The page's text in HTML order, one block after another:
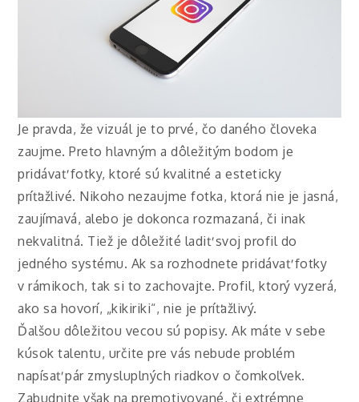
Je pravda, že vizuál je to prvé, čo daného človeka
zaujme. Preto hlavným a dôležitým bodom je
pridávať fotky, ktoré sú kvalitné a esteticky
príťažlivé. Nikoho nezaujme fotka, ktorá nie je jasná,
zaujímavá, alebo je dokonca rozmazaná, či inak
nekvalitná. Tiež je dôležité ladiť svoj profil do
jedného systému. Ak sa rozhodnete pridávať fotky
v rámikoch, tak si to zachovajte. Profil, ktorý vyzerá,
ako sa hovorí, „kikiriki“, nie je príťažlivý.
Ďalšou dôležitou vecou sú popisy. Ak máte v sebe
kúsok talentu, určite pre vás nebude problém
napísať pár zmysluplných riadkov o čomkoľvek.
Zabudnite však na premotivované, či extrémne